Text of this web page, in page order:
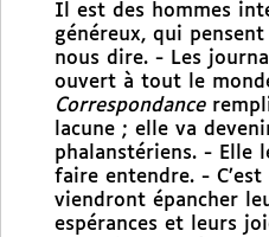
Il est des hommes
généreux, qui
nous dire. - Les
ouvert à tout le
Correspondance
lacune ; elle va
phalanstériens. - Elle
faire entendre. - C’est
viendront épancher
espérances et leurs